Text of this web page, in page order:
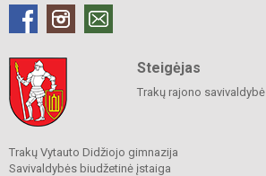
Steigėjas
Trakų rajono savivaldybė
Trakų Vytauto Didžiojo gimnazija
Savivaldybės biudžetinė įstaiga